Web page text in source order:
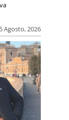
Agosto, 2026